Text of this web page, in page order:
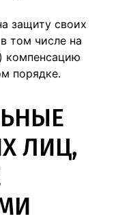
защиту своих
том числе на
компенсацию
порядке.
ЛИЦ,